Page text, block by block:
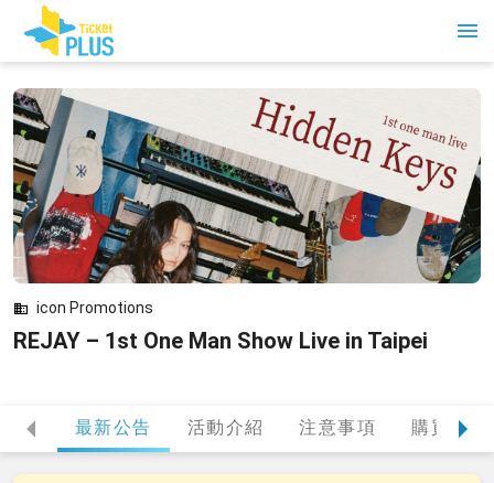
icon Promotions
REJAY – 1st One Man Show Live in Taipei
最新公告 活動介紹 注意事項 購買提醒